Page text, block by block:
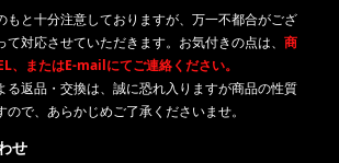
もと十分注意しておりますが、万一不都合がござ
対応させていただきます。お気付きの点は、 商
、またはE-mailにてご連絡ください。
る返品・交換は、誠に恐れ入りますが商品の性質
で、あらかじめご了承くださいませ。
せ